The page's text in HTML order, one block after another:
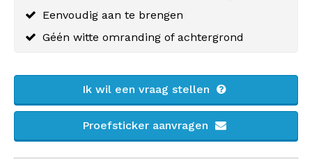
Eenvoudig aan te brengen
Géén witte omranding of achtergrond
Ik wil een vraag stellen
Proefsticker aanvragen